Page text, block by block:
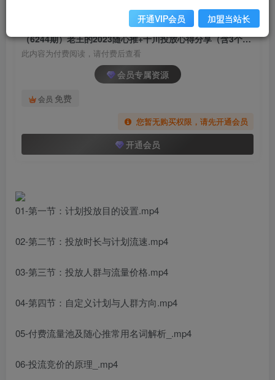
（6244期）老王的2023随心推+千川投放心得分享（含3个月答疑）59节
此内容为付费阅读，请付费后查看
会员专属资源
会员 免费
您暂无购买权限，请先开通会员
开通会员
01-第一节：计划投放目的设置.mp4
02-第二节：投放时长与计划流速.mp4
03-第三节：投放人群与流量价格.mp4
04-第四节：自定义计划与人群方向.mp4
05-付费流量池及随心推常用名词解析_.mp4
06-投流竞价的原理_.mp4
开通VIP会员 加盟当站长